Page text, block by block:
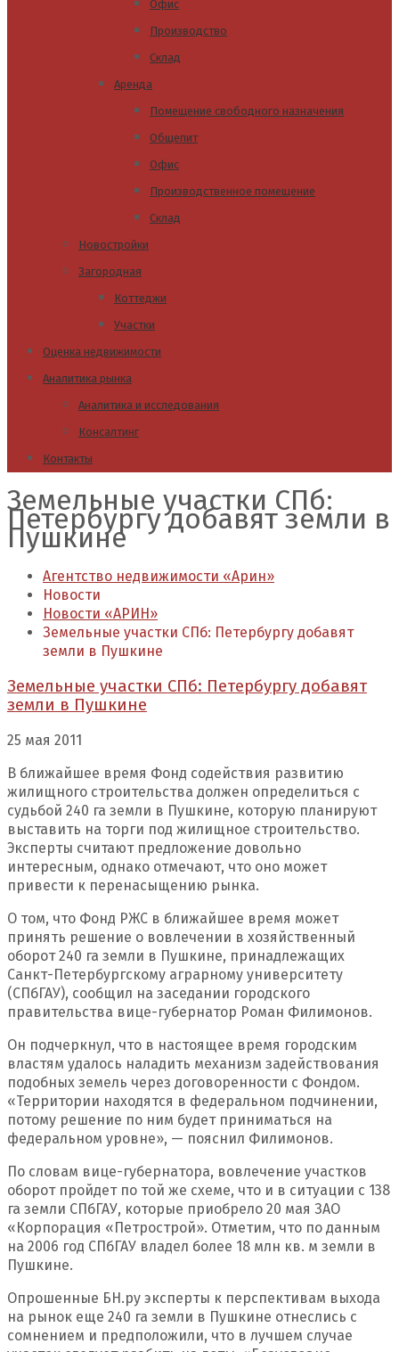
Офис
Производство
Склад
Аренда
Помещение свободного назначения
Общепит
Офис
Производственное помещение
Склад
Новостройки
Загородная
Коттеджи
Участки
Оценка недвижимости
Аналитика рынка
Аналитика и исследования
Консалтинг
Контакты
Земельные участки СПб:
Петербургу добавят земли в
Пушкине
Агентство недвижимости «Арин»
Новости
Новости «АРИН»
Земельные участки СПб: Петербургу добавят
земли в Пушкине
Земельные участки СПб: Петербургу добавят
земли в Пушкине
25 мая 2011
В ближайшее время Фонд содействия развитию
жилищного строительства должен определиться с
судьбой 240 га земли в Пушкине, которую планируют
выставить на торги под жилищное строительство.
Эксперты считают предложение довольно
интересным, однако отмечают, что оно может
привести к перенасыщению рынка.
О том, что Фонд РЖС в ближайшее время может
принять решение о вовлечении в хозяйственный
оборот 240 га земли в Пушкине, принадлежащих
Санкт-Петербургскому аграрному университету
(СПбГАУ), сообщил на заседании городского
правительства вице-губернатор Роман Филимонов.
Он подчеркнул, что в настоящее время городским
властям удалось наладить механизм задействования
подобных земель через договоренности с Фондом.
«Территории находятся в федеральном подчинении,
потому решение по ним будет приниматься на
федеральном уровне», — пояснил Филимонов.
По словам вице-губернатора, вовлечение участков
оборот пройдет по той же схеме, что и в ситуации с 138
га земли СПбГАУ, которые приобрело 20 мая ЗАО
«Корпорация «Петрострой». Отметим, что по данным
на 2006 год СПбГАУ владел более 18 млн кв. м земли в
Пушкине.
Опрошенные БН.ру эксперты к перспективам выхода
на рынок еще 240 га земли в Пушкине отнеслись с
сомнением и предположили, что в лучшем случае